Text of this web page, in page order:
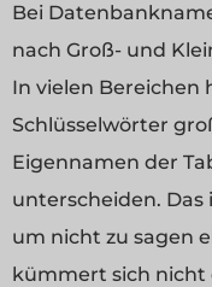
Bei
nach Groß- und
In vielen Bereichen
Schlüsselwörter
Eigennamen der
unterscheiden. Das
um nicht zu sagen
kümmert sich nicht